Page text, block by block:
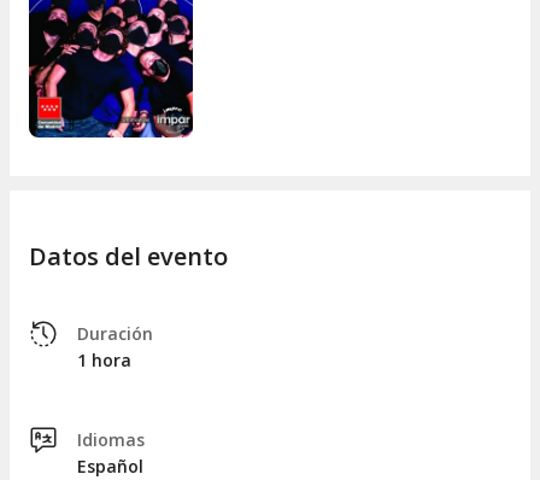
Datos del evento
Duración
1 hora
Idiomas
Español